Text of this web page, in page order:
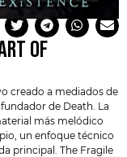
OF
creado a mediados de
fundador de Death . La
más melódico
un enfoque técnico
principal. The Fragile